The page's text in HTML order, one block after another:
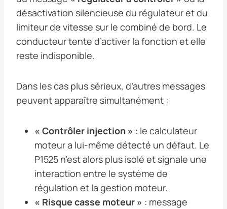
désactivation silencieuse du régulateur et du
limiteur de vitesse sur le combiné de bord. Le
conducteur tente d’activer la fonction et elle
reste indisponible.
Dans les cas plus sérieux, d’autres messages
peuvent apparaître simultanément :
« Contrôler injection » : le calculateur
moteur a lui-même détecté un défaut. Le
P1525 n’est alors plus isolé et signale une
interaction entre le système de
régulation et la gestion moteur.
« Risque casse moteur » : message